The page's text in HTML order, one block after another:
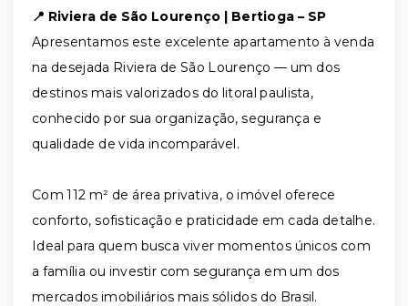
📍 Riviera de São Lourenço | Bertioga – SP
Apresentamos este excelente apartamento à venda
na desejada Riviera de São Lourenço — um dos
destinos mais valorizados do litoral paulista,
conhecido por sua organização, segurança e
qualidade de vida incomparável.
Com 112 m² de área privativa, o imóvel oferece
conforto, sofisticação e praticidade em cada detalhe.
Ideal para quem busca viver momentos únicos com
a família ou investir com segurança em um dos
mercados imobiliários mais sólidos do Brasil.